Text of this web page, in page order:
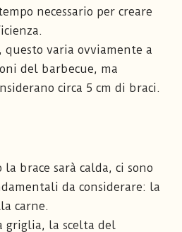
necessario per creare
questo varia ovviamente a
del barbecue, ma
circa 5 cm di braci.
brace sarà calda, ci sono
da considerare: la
carne.
griglia, la scelta del